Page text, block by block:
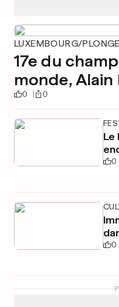
LUXEMBOURG/
17e du
monde, Alain
0 0
Le
0
0